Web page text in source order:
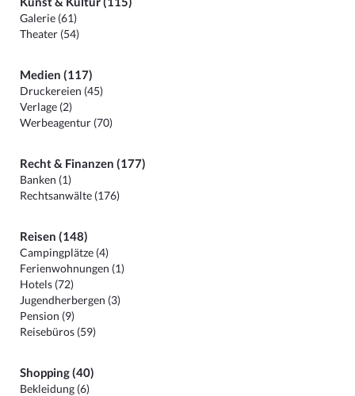
Galerie (61)
Theater (54)
Medien (117)
Druckereien (45)
Verlage (2)
Werbeagentur (70)
Recht & Finanzen (177)
Banken (1)
Rechtsanwälte (176)
Reisen (148)
Campingplätze (4)
Ferienwohnungen (1)
Hotels (72)
Jugendherbergen (3)
Pension (9)
Reisebüros (59)
Shopping (40)
Bekleidung (6)